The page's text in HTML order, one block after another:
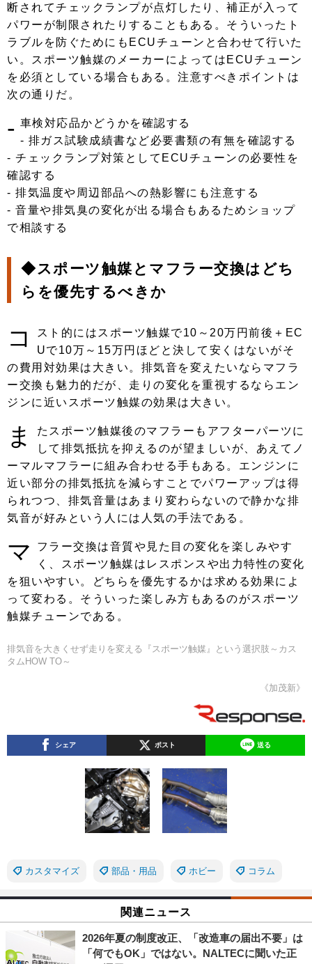
断されてチェックランプが点灯したり、補正が入って
パワーが制限されたりすることもある。そういったト
ラブルを防ぐためにもECUチューンと合わせて行いた
い。スポーツ触媒のメーカーによってはECUチューン
を必須としている場合もある。注意すべきポイントは
次の通りだ。
- 車検対応品かどうかを確認する
- 排ガス試験成績書など必要書類の有無を確認する
- チェックランプ対策としてECUチューンの必要性を
確認する
- 排気温度や周辺部品への熱影響にも注意する
- 音量や排気臭の変化が出る場合もあるためショップ
で相談する
◆スポーツ触媒とマフラー交換はどち
らを優先するべきか
コ
スト的にはスポーツ触媒で10～20万円前後＋EC
Uで10万～15万円ほどと決して安くはないがそ
の費用対効果は大きい。排気音を変えたいならマフラ
ー交換も魅力的だが、走りの変化を重視するならエン
ジンに近いスポーツ触媒の効果は大きい。
ま
たスポーツ触媒後のマフラーもアフターパーツに
して排気抵抗を抑えるのが望ましいが、あえてノ
ーマルマフラーに組み合わせる手もある。エンジンに
近い部分の排気抵抗を減らすことでパワーアップは得
られつつ、排気音量はあまり変わらないので静かな排
気音が好みという人には人気の手法である。
マ
フラー交換は音質や見た目の変化を楽しみやす
く、スポーツ触媒はレスポンスや出力特性の変化
を狙いやすい。どちらを優先するかは求める効果によ
って変わる。そういった楽しみ方もあるのがスポーツ
触媒チューンである。
排気音を大きくせず走りを変える『スポーツ触媒』という選択肢～カス
タムHOW TO～
《加茂新》
シェア ポスト 送る
カスタマイズ 部品・用品 ホビー コラム
関連ニュース
2026年夏の制度改正、「改造車の届出不要」は
「何でもOK」ではない。NALTECに聞いた正